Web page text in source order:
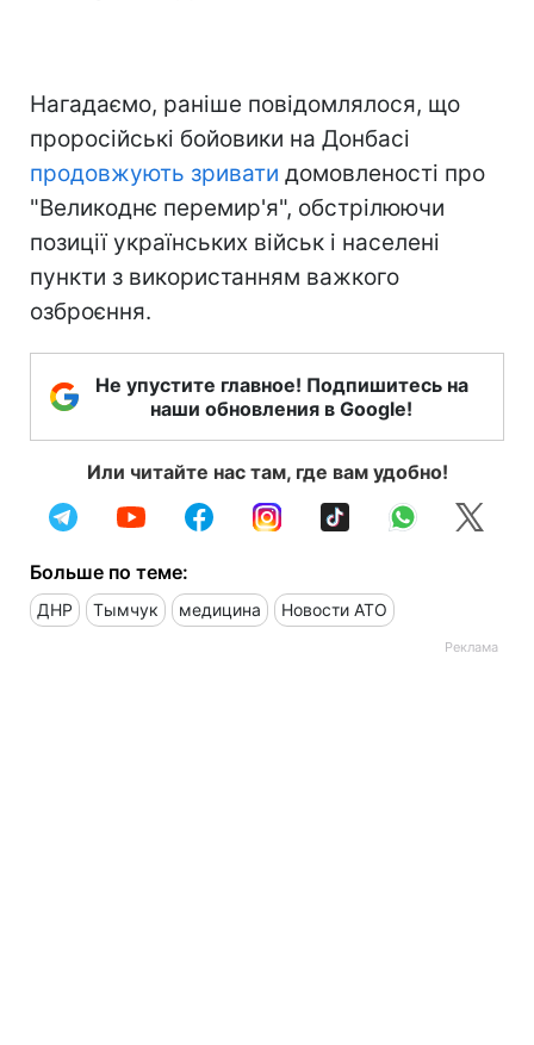
Нагадаємо, раніше повідомлялося, що
проросійські бойовики на Донбасі
продовжують зривати домовленості про
"Великоднє перемир'я", обстрілюючи
позиції українських військ і населені
пункти з використанням важкого
озброєння.
Не упустите главное! Подпишитесь на
наши обновления в Google!
Или читайте нас там, где вам удобно!
Больше по теме:
ДНР Тымчук медицина Новости АТО